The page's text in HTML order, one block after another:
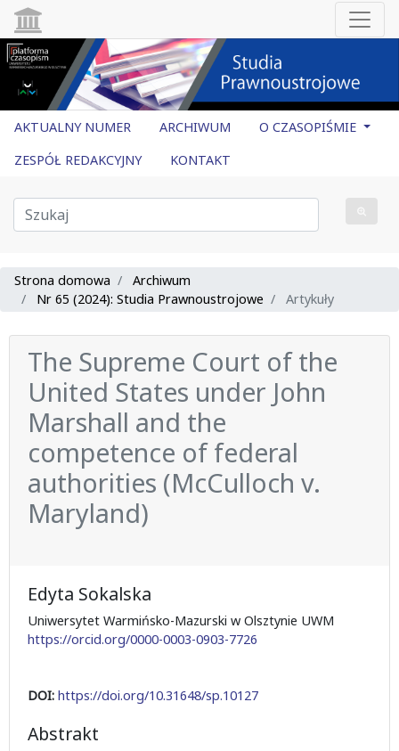
AKTUALNY NUMER ARCHIWUM
O CZASOPIŚMIE
ZESPÓŁ REDAKCYJNY
KONTAKT
Strona domowa
Archiwum
Nr 65 (2024): Studia Prawnoustrojowe
Artykuły
The Supreme Court of the
United States under John
Marshall and the
competence of federal
authorities (McCulloch v.
Maryland)
Edyta Sokalska
Uniwersytet Warmińsko-Mazurski w Olsztynie UWM
https://orcid.org/0000-0003-0903-7726
DOI: https://doi.org/10.31648/sp.10127
Abstrakt